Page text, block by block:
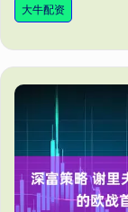
大牛配资